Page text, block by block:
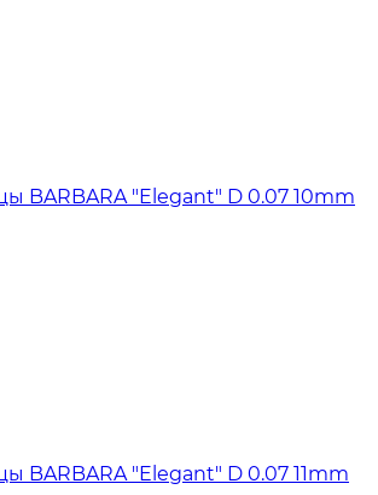
BARBARA "Elegant" D 0.07 10mm
BARBARA "Elegant" D 0.07 11mm